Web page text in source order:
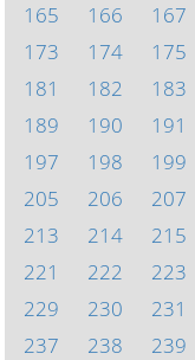
165
166 167
173
174 175
181
182 183
189
190 191
197
198 199
205
206 207
213
214 215
221
222 223
229
230 231
237
238 239